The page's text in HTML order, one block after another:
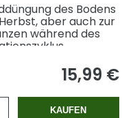
des Bodens
aber auch zur
während des
15,99 €
KAUFEN